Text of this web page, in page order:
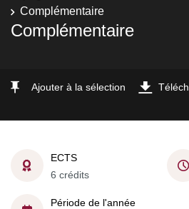
Complémentaire
Complémentaire
Ajouter à la sélection
ECTS
6 crédits
Période de l'année